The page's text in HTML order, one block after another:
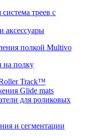
треев с
аксессуары
полкой Multivo
на полку
Track™
Glide mats
для роликовых
и сегментации